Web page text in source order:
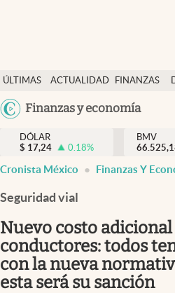
ÚLTIMAS
NOTICIAS
ACTUALIDAD
FINANZAS
Finanzas y economía
Actualidad
Finanzas y economía
Dólar y mercados
Pc y celular
Vida y estilo
DÓLAR
$ 17,24 0.18%
BMV
Cronista México Finanzas Y
Seguridad vial
Nuevo costo
conductores: todos
con la nueva
esta será su sanción